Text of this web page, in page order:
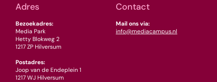
Adres
Bezoekadres:
Media Park
Hetty Blokweg 2
1217 ZP Hilversum
Postadres:
Joop van de Endeplein 1
1217 WJ Hilversum
Contact
Mail ons via:
info@mediacampus.nl